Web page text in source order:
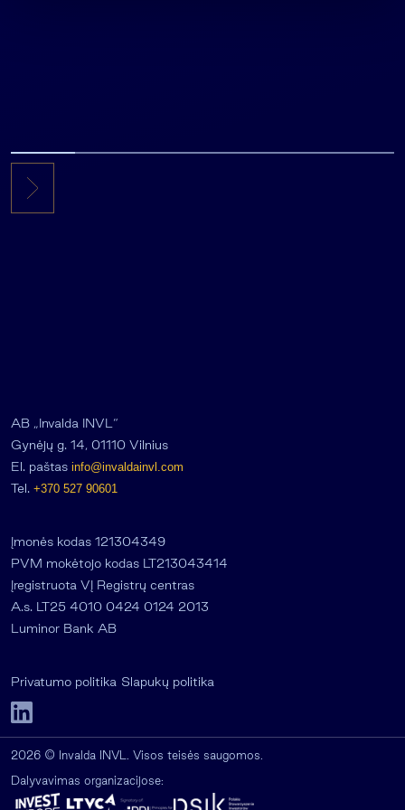
AB „Invalda INVL“
Gynėjų g. 14, 01110 Vilnius
El. paštas info@invaldainvl.com
Tel. +370 527 90601
Įmonės kodas 121304349
PVM mokėtojo kodas LT213043414
Įregistruota VĮ Registrų centras
A.s. LT25 4010 0424 0124 2013
Luminor Bank AB
Privatumo politika Slapukų politika
2026 © Invalda INVL. Visos teisės saugomos.
Dalyvavimas organizacijose: